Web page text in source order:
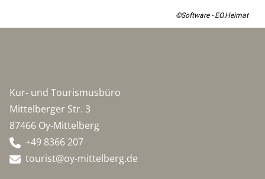
©Software - EO.Heimat
Kur- und Tourismusbüro
Mittelberger Str. 3
87466 Oy-Mittelberg
+49 8366 207
tourist@oy-mittelberg.de